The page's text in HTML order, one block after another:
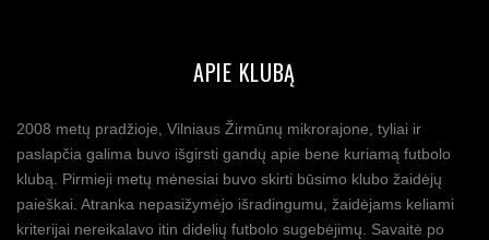
APIE KLUBĄ
2008 metų pradžioje, Vilniaus Žirmūnų mikrorajone, tyliai ir
paslapčia galima buvo išgirsti gandų apie bene kuriamą futbolo
klubą. Pirmieji metų mėnesiai buvo skirti būsimo klubo žaidėjų
paieškai. Atranka nepasižymėjo išradingumu, žaidėjams keliami
kriterijai nereikalavo itin didelių futbolo sugebėjimų. Savaitė po